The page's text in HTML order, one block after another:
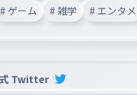
# ゲーム # 雑学 # エンタメ
Twitter